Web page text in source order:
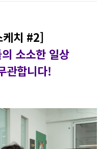
치 #2]
소소한 일상
관합니다!